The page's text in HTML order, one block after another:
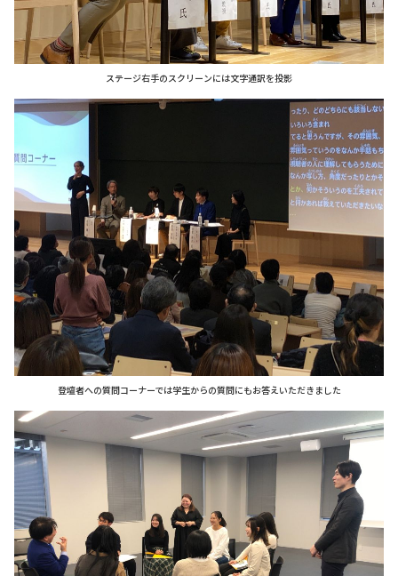
ステージ右手のスクリーンには文字通訳を投影
登壇者への質問コーナーでは学生からの質問にもお答えいただきました